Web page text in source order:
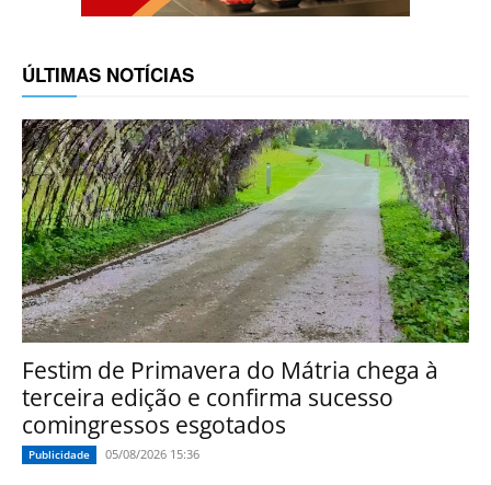
ÚLTIMAS NOTÍCIAS
Festim de Primavera do Mátria chega à
terceira edição e confirma sucesso
comingressos esgotados
Publicidade 05/08/2026 15:36